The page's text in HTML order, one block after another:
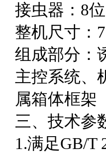
接虫器：8
整机尺寸：
组成部分：
主控系统、
属箱体框架
三、技术参
1.满足GB/T